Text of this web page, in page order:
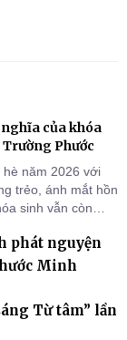
của khóa
Phước
hè năm 2026 với
trẻo, ánh mắt hồn
sinh vẫn còn
thành hành
phát nguyện
Minh
Từ tâm” lần